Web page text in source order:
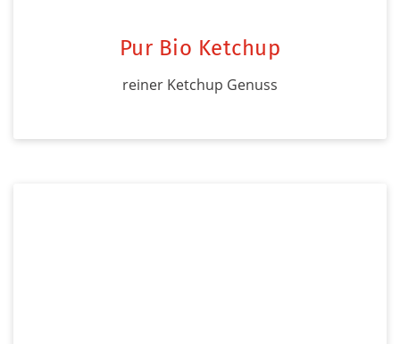
Pur Bio Ketchup
reiner Ketchup Genuss